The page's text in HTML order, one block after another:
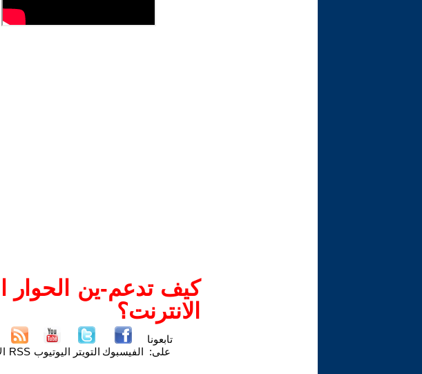
كيف تدعم-ين الحوار
الانترنت؟
تابعونا
على: الفيسبوك التويتر اليوتيوب RSS